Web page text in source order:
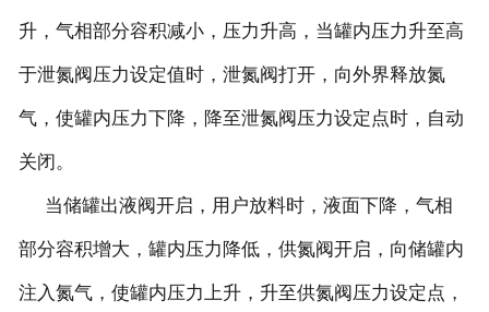
升，气相部分容积减小，压力升高，当罐内压力升至高
于泄氮阀压力设定值时，泄氮阀打开，向外界释放氮
气，使罐内压力下降，降至泄氮阀压力设定点时，自动
关闭。
当储罐出液阀开启，用户放料时，液面下降，气相
部分容积增大，罐内压力降低，供氮阀开启，向储罐内
注入氮气，使罐内压力上升，升至供氮阀压力设定点，